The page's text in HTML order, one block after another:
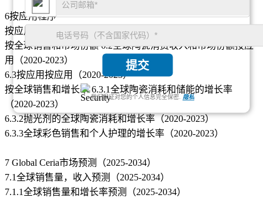
提交
我们保证对您的个人信息完全保密. 隐私
6按应用程序
按应用全球销售市场分析 6.1按应用程序（2020-2023）
按全球销售和市场份额 6.2全球陶瓷消费收入和市场份额按应
用（2020-2023）
6.3按应用按应用（2020-2023）
按全球销售和增长率 6.3.1全球陶瓷消耗和储能的增长率
（2020-2023）
6.3.2抛光剂的全球陶瓷消耗和增长率（2020-2023）
6.3.3全球彩色销售和个人护理的增长率（2020-2023）
7 Global Ceria市场预测（2025-2034）
7.1全球销售量，收入预测（2025-2034）
7.1.1全球销售量和增长率预测（2025-2034）